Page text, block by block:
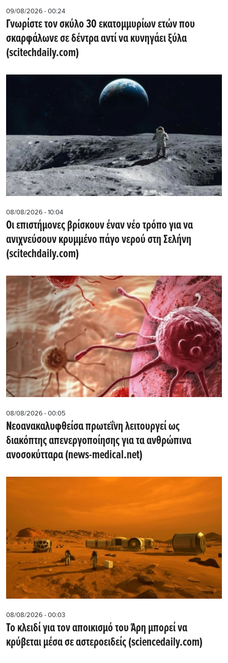
09/08/2026 - 00:24
Γνωρίστε τον σκύλο 30 εκατομμυρίων ετών που
σκαρφάλωνε σε δέντρα αντί να κυνηγάει ξύλα
(scitechdaily.com)
08/08/2026 - 10:04
Οι επιστήμονες βρίσκουν έναν νέο τρόπο για να
ανιχνεύσουν κρυμμένο πάγο νερού στη Σελήνη
(scitechdaily.com)
08/08/2026 - 00:05
Νεοανακαλυφθείσα πρωτεΐνη λειτουργεί ως
διακόπτης απενεργοποίησης για τα ανθρώπινα
ανοσοκύτταρα (news-medical.net)
08/08/2026 - 00:03
Το κλειδί για τον αποικισμό του Άρη μπορεί να
κρύβεται μέσα σε αστεροειδείς (sciencedaily.com)